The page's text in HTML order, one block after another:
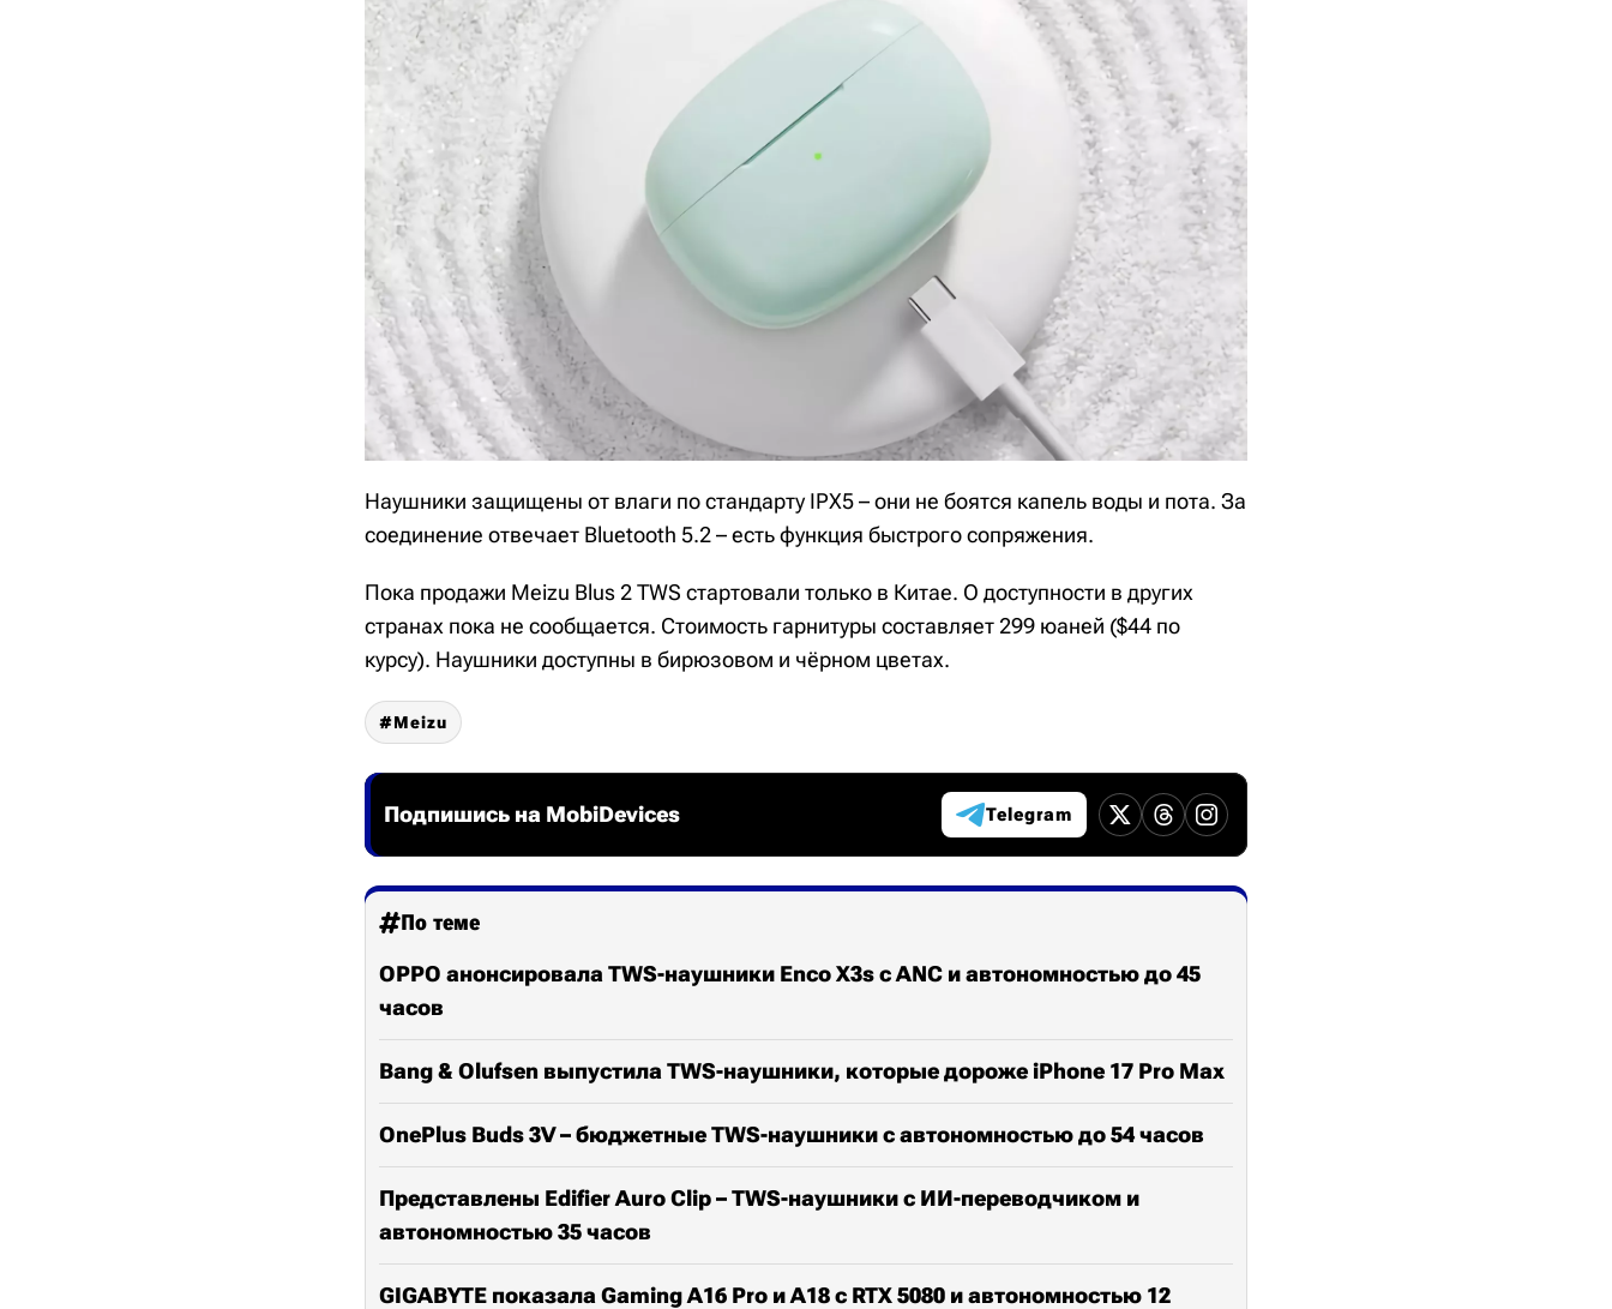
Наушники защищены от влаги по стандарту IPX5 – они не боятся капель воды и пота. За
соединение отвечает Bluetooth 5.2 – есть функция быстрого сопряжения.
Пока продажи Meizu Blus 2 TWS стартовали только в Китае. О доступности в других
странах пока не сообщается. Стоимость гарнитуры составляет 299 юаней ($44 по
курсу). Наушники доступны в бирюзовом и чёрном цветах.
Meizu
Подпишись на MobiDevices Telegram
По теме
OPPO анонсировала TWS-наушники Enco X3s с ANC и автономностью до 45
часов
Bang & Olufsen выпустила TWS-наушники, которые дороже iPhone 17 Pro Max
OnePlus Buds 3V – бюджетные TWS-наушники с автономностью до 54 часов
Представлены Edifier Auro Clip – TWS-наушники с ИИ-переводчиком и
автономностью 35 часов
GIGABYTE показала Gaming A16 Pro и A18 с RTX 5080 и автономностью 12